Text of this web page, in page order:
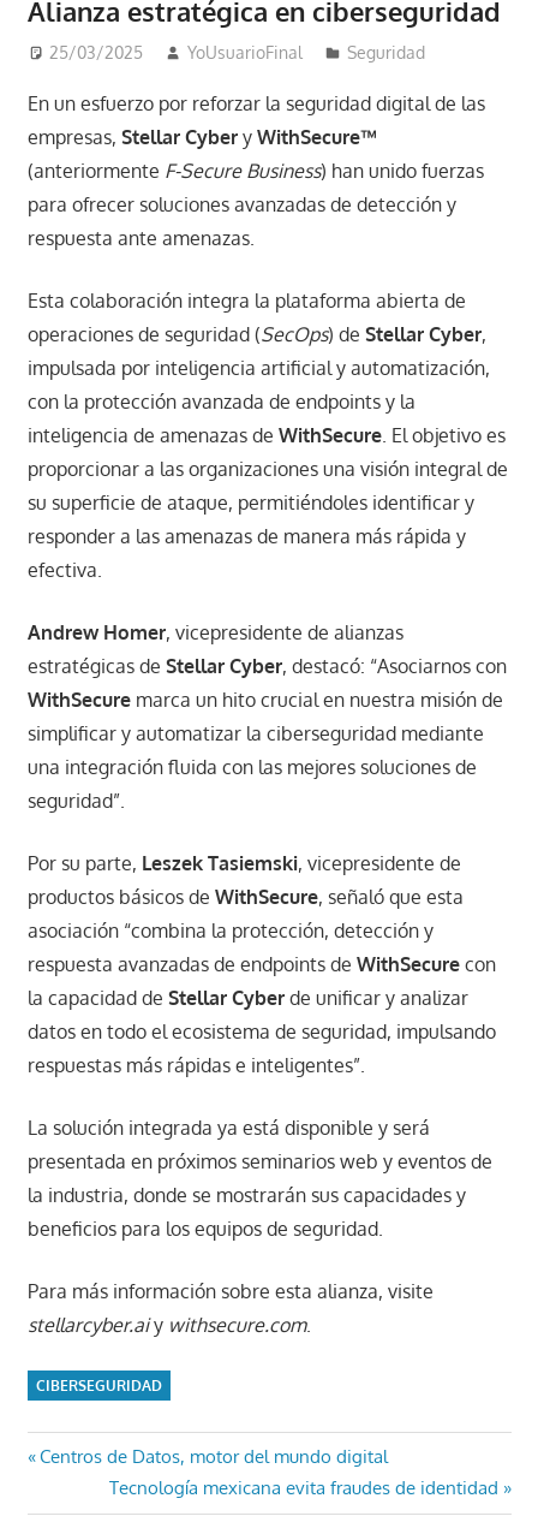
Alianza estratégica en ciberseguridad
25/03/2025 YoUsuarioFinal Seguridad
En un esfuerzo por reforzar la seguridad digital de las
empresas, Stellar Cybery WithSecure™
(anteriormente F-Secure Business) han unido fuerzas
para ofrecer soluciones avanzadas de detección y
respuesta ante amenazas.
Esta colaboración integra la plataforma abierta de
operaciones de seguridad (SecOps) de Stellar Cyber,
impulsada por inteligencia artificial y automatización,
con la protección avanzada de endpoints y la
inteligencia de amenazas de WithSecure. El objetivo es
proporcionar a las organizaciones una visión integral de
su superficie de ataque, permitiéndoles identificar y
responder a las amenazas de manera más rápida y
efectiva.
Andrew Homer, vicepresidente de alianzas
estratégicas de Stellar Cyber, destacó: “Asociarnos con
WithSecuremarca un hito crucial en nuestra misión de
simplificar y automatizar la ciberseguridad mediante
una integración fluida con las mejores soluciones de
seguridad”.
Por su parte, Leszek Tasiemski, vicepresidente de
productos básicos de WithSecure, señaló que esta
asociación “combina la protección, detección y
respuesta avanzadas de endpoints de WithSecurecon
la capacidad de Stellar Cyberde unificar y analizar
datos en todo el ecosistema de seguridad, impulsando
respuestas más rápidas e inteligentes”.
La solución integrada ya está disponible y será
presentada en próximos seminarios web y eventos de
la industria, donde se mostrarán sus capacidades y
beneficios para los equipos de seguridad.
Para más información sobre esta alianza, visite
stellarcyber.aiy withsecure.com.
CIBERSEGURIDAD
Navegación
de
Entrada
Centros de Datos, motor del mundo digital
Entrada
siguiente:
Tecnología mexicana evita fraudes de identidad